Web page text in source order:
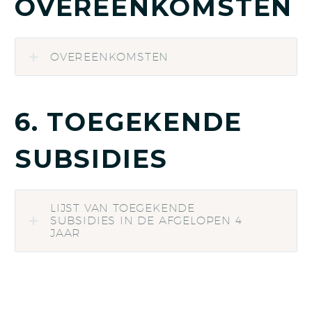
OVEREENKOMSTEN
OVEREENKOMSTEN
6. TOEGEKENDE
SUBSIDIES
LIJST VAN TOEGEKENDE
SUBSIDIES IN DE AFGELOPEN 4
JAAR